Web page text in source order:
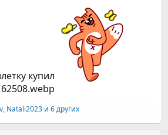
купил
, Natali2023 и 6 других